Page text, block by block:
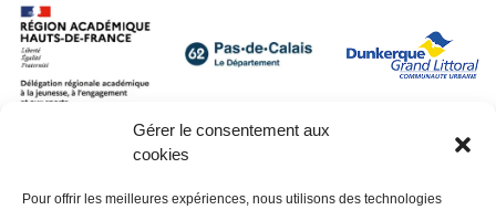
Gérer le consentement aux
cookies
Pour offrir les meilleures expériences, nous utilisons des technologies